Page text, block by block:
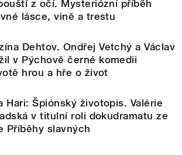
z očí. Mysteriózní příběh
lásce, vině a trestu
Dehtov. Ondřej Vetchý a Václav
v Pýchově černé komedii
hrou a hře o život
Hari: Špiónský životopis. Valérie
v titulní roli dokudramatu ze
Příběhy slavných